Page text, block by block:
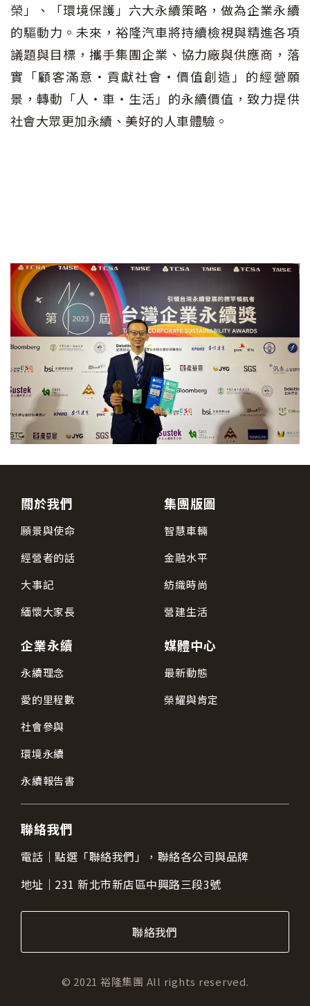
榮」、「環境保護」六大永續策略，做為企業永續
的驅動力。未來，裕隆汽車將持續檢視與精進各項
議題與目標，攜手集團企業、協力廠與供應商，落
實「顧客滿意‧貢獻社會‧價值創造」的經營願
景，轉動「人‧車‧生活」的永續價值，致力提供
社會大眾更加永續、美好的人車體驗。
關於我們
願景與使命
經營者的話
大事記
緬懷大家長
集團版圖
智慧車輛
金融水平
紡織時尚
營建生活
企業永續
永續理念
愛的里程數
社會參與
環境永續
永續報告書
媒體中心
最新動態
榮耀與肯定
聯絡我們
電話｜點選「聯絡我們」，聯絡各公司與品牌
地址｜ 231 新北市新店區中興路三段3號
聯絡我們
© 2021 裕隆集團 All rights reserved.